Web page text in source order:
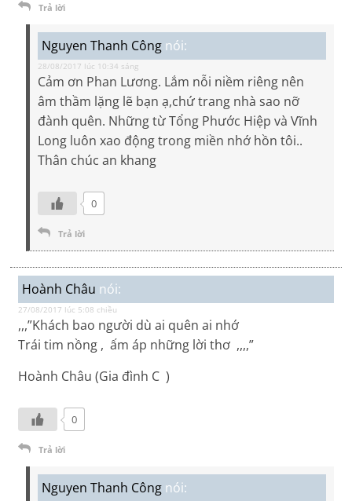
Trả lời
Nguyen Thanh Công nói:
28/08/2017 lúc 10:34 sáng
Cảm ơn Phan Lương. Lắm nỗi niềm riêng nên
âm thầm lặng lẽ bạn ạ,chứ trang nhà sao nỡ
đành quên. Những từ Tổng Phước Hiệp và Vĩnh
Long luôn xao động trong miền nhớ hồn tôi..
Thân chúc an khang
0
Trả lời
Hoành Châu nói:
27/08/2017 lúc 5:08 chiều
,,,”Khách bao người dù ai quên ai nhớ
Trái tim nồng , ấm áp những lời thơ ,,,,”
Hoành Châu (Gia đình C )
0
Trả lời
Nguyen Thanh Công nói: